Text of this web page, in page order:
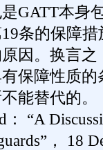
GATT本身
条的保障
因。换言
保障性质
能替代的。
“A
， 18